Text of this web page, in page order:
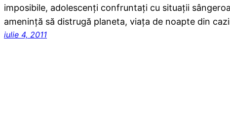
imposibile, adolescenţi confruntaţi cu situaţii
ameninţă să distrugă planeta, viaţa de noapte din
iulie 4, 2011